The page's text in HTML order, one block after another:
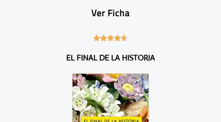
Ver Ficha

6
5
EL FINAL DE LA HISTORIA